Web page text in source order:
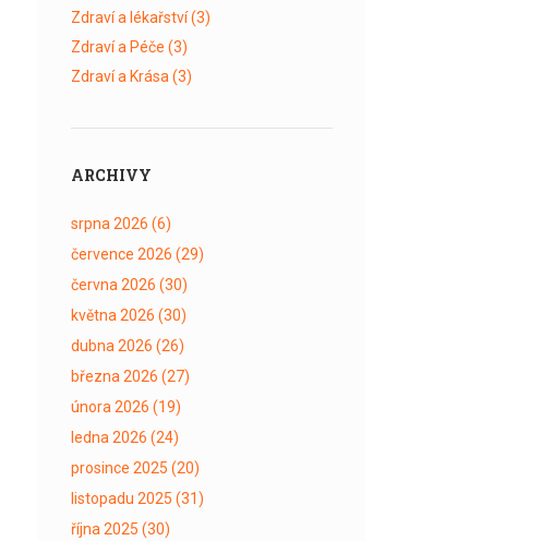
Zdraví a lékařství(3)
Zdraví a Péče (3)
Zdraví a Krása (3)
ARCHIVY
srpna 2026 (6)
července 2026 (29)
června 2026 (30)
května 2026 (30)
dubna 2026 (26)
března 2026 (27)
února 2026 (19)
ledna 2026 (24)
prosince 2025 (20)
listopadu 2025 (31)
října 2025 (30)